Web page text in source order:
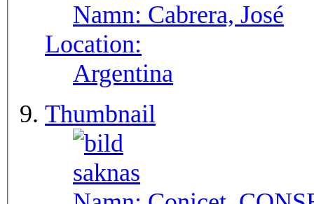
Namn: Cabrera, José
Location:
Argentina
Thumbnail